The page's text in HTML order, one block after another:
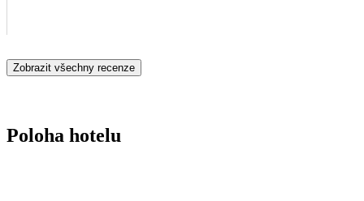
Zobrazit všechny recenze
Poloha hotelu